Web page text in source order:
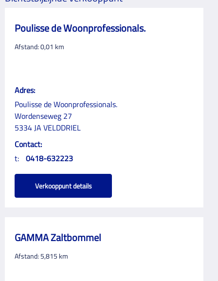
Poulisse de Woonprofessionals.
Afstand:0,01 km
Adres:
Poulisse de Woonprofessionals.
Wordenseweg 27
5334 JA VELDDRIEL
Contact:
t: 0418-632223
Verkooppunt details
GAMMA Zaltbommel
Afstand: 5,815 km